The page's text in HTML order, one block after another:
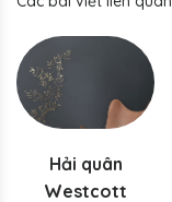
Hải quân
Westcott